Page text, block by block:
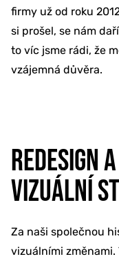
firmy už od roku
si prošel, se nám
to víc jsme rádi, že
vzájemná důvěra.
REDESIGN
VIZUÁLNÍ
Za naši společnou
vizuálními změnami.